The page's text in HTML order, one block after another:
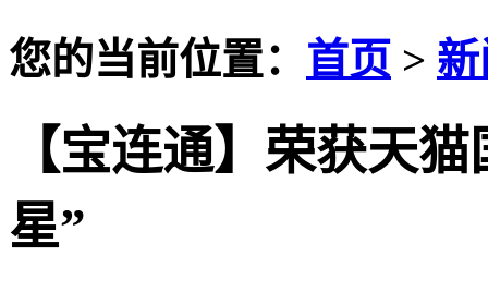
您的当前位置： 首页 >
【宝连通】荣获天
星”